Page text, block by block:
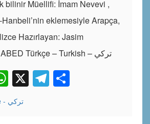
bilinir Müellifi: İmam Nevevi ,
eklemesiyle Arapça,
Hazırlayan: Jasim
MOHAMMED ABED Türkçe – Turkish – تركي
WhatsApp
X Telegram
Türkçe - تركي